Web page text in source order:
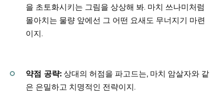
을 초토화시키는 그림을 상상해 봐. 마치 쓰나미처럼
몰아치는 물량 앞에선 그 어떤 요새도 무너지기 마련
이지.
약점 공략: 상대의 허점을 파고드는, 마치 암살자와 같
은 은밀하고 치명적인 전략이지.